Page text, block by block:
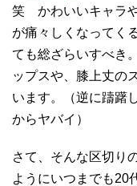
笑 かわいいキャラ
が痛々しくなってく
ても総ざらいすべき。
ップスや、膝上丈の
います。（逆に躊躇
からヤバイ）
さて、そんな区切り
ようにいつまでも20